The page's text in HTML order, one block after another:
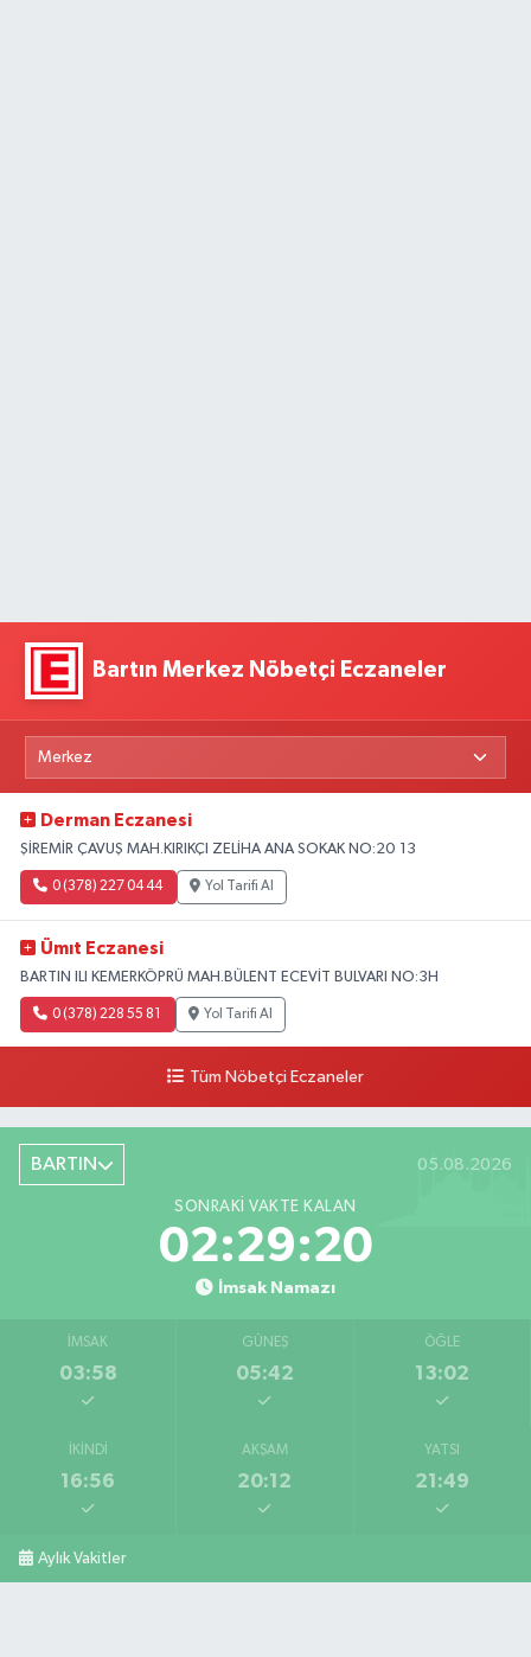
Bartın Merkez Nöbetçi Eczaneler
Derman Eczanesi
ŞİREMİR ÇAVUŞ MAH.KIRIKÇI ZELİHA ANA SOKAK NO:20 13
0 (378) 227 04 44 Yol Tarifi Al
Ümıt Eczanesi
BARTIN ILI KEMERKÖPRÜ MAH.BÜLENT ECEVİT BULVARI NO:3H
0 (378) 228 55 81 Yol Tarifi Al
Tüm Nöbetçi Eczaneler
BARTIN 05.08.2026
SONRAKI VAKTE KALAN
02:29:19
İmsak Namazı
İMSAK
03:58
GÜNEŞ
05:42
ÖĞLE
13:02
İKINDI
16:56
AKŞAM
20:12
YATSI
21:49
Aylık Vakitler